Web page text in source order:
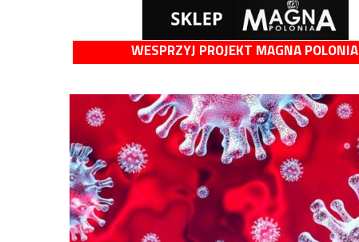
WESPRZYJ PROJEKT MAGNA POLONIA